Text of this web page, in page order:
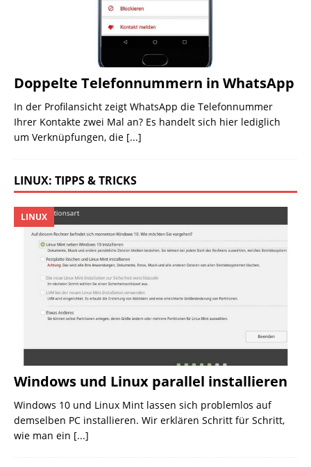
Doppelte Telefonnummern in WhatsApp
In der Profilansicht zeigt WhatsApp die Telefonnummer
Ihrer Kontakte zwei Mal an? Es handelt sich hier lediglich
um Verknüpfungen, die [...]
LINUX: TIPPS & TRICKS
Windows und Linux parallel installieren
LINUX
Windows 10 und Linux Mint lassen sich problemlos auf
demselben PC installieren. Wir erklären Schritt für Schritt,
wie man ein [...]